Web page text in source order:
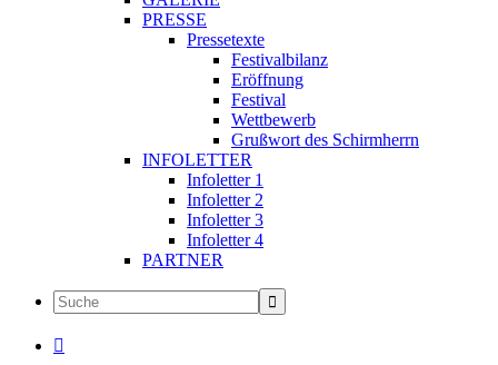
PRESSE
Pressetexte
Festivalbilanz
Eröffnung
Festival
Wettbewerb
Grußwort des Schirmherrn
INFOLETTER
Infoletter 1
Infoletter 2
Infoletter 3
Infoletter 4
PARTNER
